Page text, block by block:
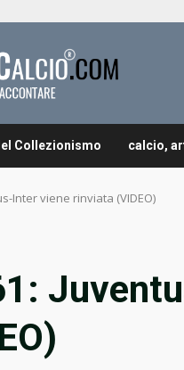
Collezionismo calcio,
Inter viene rinviata (VIDEO)